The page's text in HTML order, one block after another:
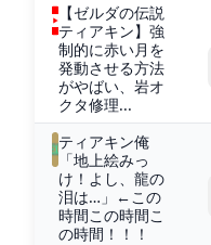
【ゼルダの伝説
ティアキン】強
制的に赤い月を
発動させる方法
がやばい、岩オ
クタ修理...
ティアキン俺
「地上絵みっ
け！よし、龍の
泪は…」←この
時間この時間こ
の時間！！！